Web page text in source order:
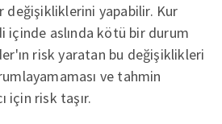
değişikliklerini yapabilir. Kur
içinde aslında kötü bir durum
risk yaratan bu değişiklikleri
ve tahmin
için risk taşır.